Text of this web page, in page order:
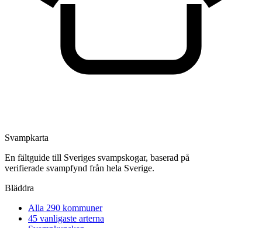
Svampkarta
En fältguide till Sveriges svampskogar, baserad på
verifierade svampfynd från hela Sverige.
Bläddra
Alla 290 kommuner
45 vanligaste arterna